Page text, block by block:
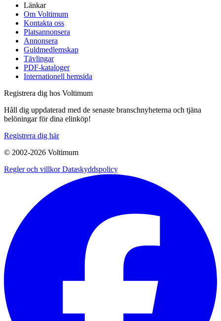
Länkar
Om Voltimum
Kontakta oss
Platsannonsera
Annonsera
Guldmedlemskap
Tävlingar
PDF-kataloger
Internationell hemsida
Registrera dig hos Voltimum
Håll dig uppdaterad med de senaste branschnyheterna och tjäna
belöningar för dina elinköp!
Registrera dig här
© 2002-2026 Voltimum
Regler och villkorDataskyddspolicy